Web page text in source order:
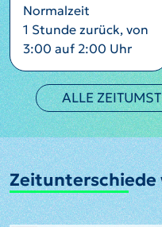
Normalzeit
1 Stunde zurück, von
3:00 auf 2:00 Uhr
ALLE